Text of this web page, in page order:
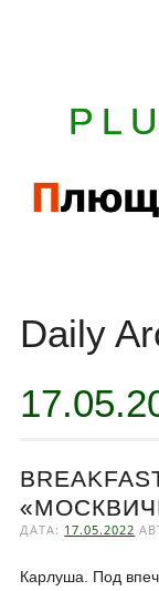
content
Daily
ДАТА: 17.05.2022
Карлуша. Под